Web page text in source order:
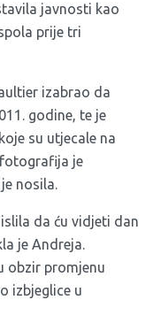
javnosti kao
prije tri
izabrao da
godine, te je
su utjecale na
je
nosila.
da ću vidjeti dan
je Andreja.
obzir promjenu
izbjeglice u